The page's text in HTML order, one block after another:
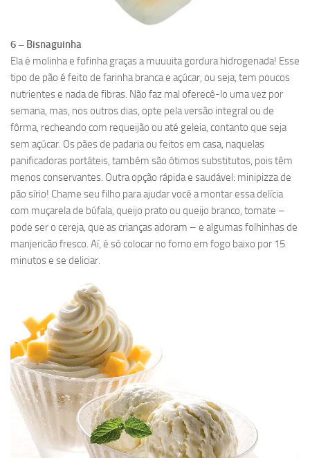
6 – Bisnaguinha
Ela é molinha e fofinha graças a muuuita gordura hidrogenada! Esse
tipo de pão é feito de farinha branca e açúcar, ou seja, tem poucos
nutrientes e nada de fibras. Não faz mal oferecê-lo uma vez por
semana, mas, nos outros dias, opte pela versão integral ou de
fôrma, recheando com requeijão ou até geleia, contanto que seja
sem açúcar. Os pães de padaria ou feitos em casa, naquelas
panificadoras portáteis, também são ótimos substitutos, pois têm
menos conservantes. Outra opção rápida e saudável: minipizza de
pão sírio! Chame seu filho para ajudar você a montar essa delícia
com muçarela de búfala, queijo prato ou queijo branco, tomate –
pode ser o cereja, que as crianças adoram – e algumas folhinhas de
manjericão fresco. Aí, é só colocar no forno em fogo baixo por 15
minutos e se deliciar.